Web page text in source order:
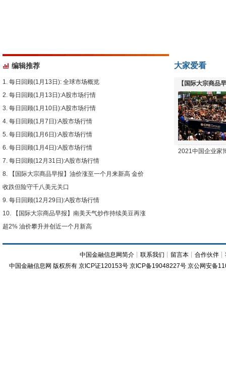
编辑推荐
每日回顾(1月13日): 全球市场概览
每日回顾(1月13日):A股市场行情
每日回顾(1月10日):A股市场行情
每日回顾(1月7日):A股市场行情
每日回顾(1月6日):A股市场行情
每日回顾(1月4日):A股市场行情
每日回顾(12月31日):A股市场行情
【国际大宗商品早报】油价涨至一个月来新高 金价
收跌但险守千八美元关口
每日回顾(12月29日):A股市场行情
【国际大宗商品早报】南美天气炒作持续美豆再涨
超2% 油价攀升并创近一个月新高
大家爱看
【国际大宗商品
下跌
2021中国企业家
中国金融信息网简介 ┊联系我们 ┊ 留言本 ┊合作伙伴 ┊
中国金融信息网 版权所有 京ICP证120153号 京ICP备19048227号 京公网安备